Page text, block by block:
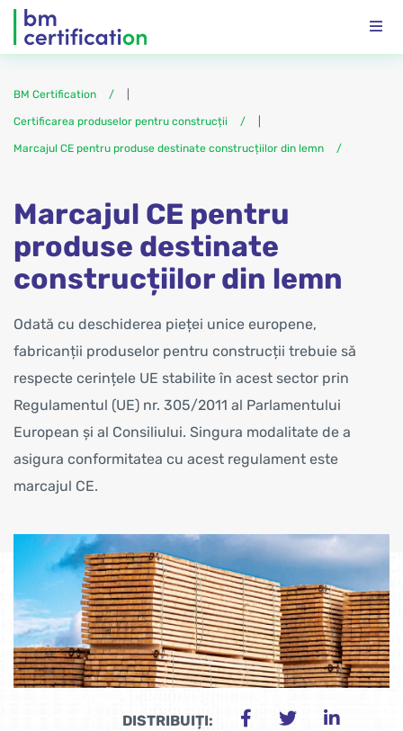
BM Certification
Certificarea produselor pentru construcții
Marcajul CE pentru produse destinate construcțiilor din lemn
Marcajul CE pentru
produse destinate
construcțiilor din lemn
Odată cu deschiderea pieței unice europene,
fabricanții produselor pentru construcții trebuie să
respecte cerințele UE stabilite în acest sector prin
Regulamentul (UE) nr. 305/2011 al Parlamentului
European și al Consiliului. Singura modalitate de a
asigura conformitatea cu acest regulament este
marcajul CE.
DISTRIBUIȚI: